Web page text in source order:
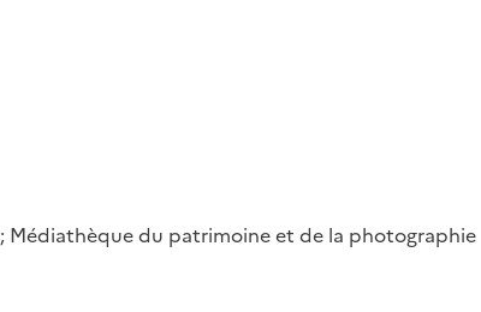
Médiathèque du patrimoine et de la photographie